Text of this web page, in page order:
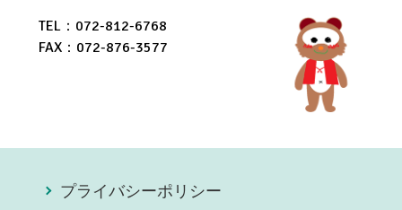
TEL：072-812-6768
FAX：072-876-3577
プライバシーポリシー